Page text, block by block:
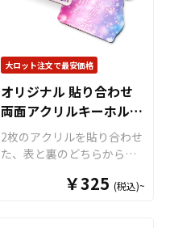
をご入稿いただくだけでオ
ていただくことが可能で
す。 缶バッジはアニメ、エ
ンタメ、スポーツ、官公
庁、同人・コミケグッズな
ど様々な業界に人気です。
特に同人イベントでの販売
ナルデザインの缶バッジは
かりと確保した高級感のあ
るアイテムとなっておりま
す。オプションでカラーボ
ールチェーンやワイヤーリ
ングなどにも変更できま
す。名入れやデザインのプ
リントも可能ですので、他
にはないオリジナルグッズ
を作ることができます。国
内生産で小ロットからの製
作も承っております。 短納
期・小ロットでの対応も可
大ロット注文で最安価格
オリジナル 貼り合わせ
両面アクリルキーホルダ
ー
2枚のアクリルを貼り合わせ
た、表と裏のどちらからみ
ジナル 貼り合わせ 両面アク
￥325 (税込)~